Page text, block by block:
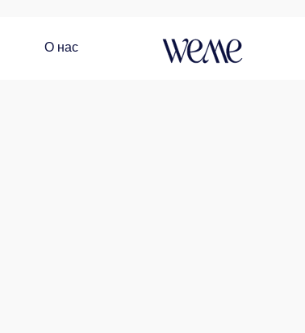
О нас